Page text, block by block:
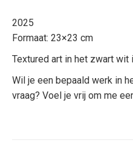
2025
Formaat: 23×23 cm
Textured art in het zwart wit
Wil je een bepaald werk in
vraag? Voel je vrij om me